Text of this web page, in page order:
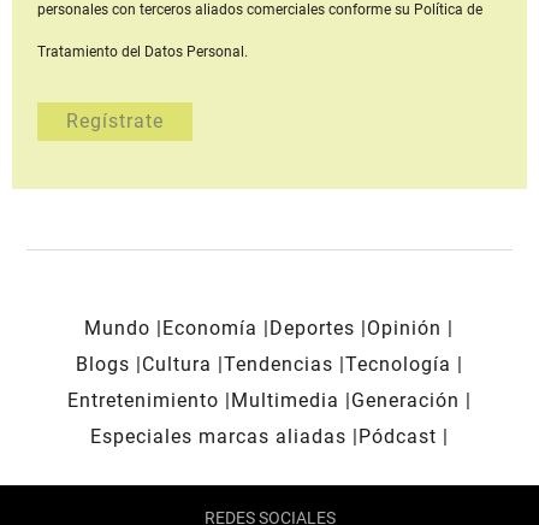
personales con terceros aliados comerciales conforme su Política de
Tratamiento del Datos Personal.
Mundo Economía Deportes
Opinión
Blogs
Cultura Tendencias Tecnología
Entretenimiento
Multimedia
Generación
Especiales marcas aliadas
Pódcast
REDES SOCIALES